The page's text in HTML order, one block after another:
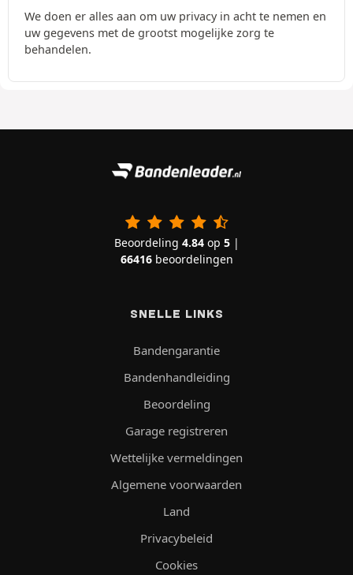
We doen er alles aan om uw privacy in acht te nemen en
uw gegevens met de grootst mogelijke zorg te
behandelen.
Beoordeling 4.84op 5|
66416beoordelingen
SNELLE LINKS
Bandengarantie
Bandenhandleiding
Beoordeling
Garage registreren
Wettelijke vermeldingen
Algemene voorwaarden
Land
Privacybeleid
Cookies